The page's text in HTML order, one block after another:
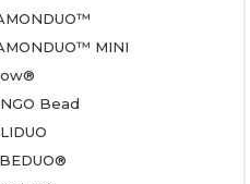
MINI
Bead